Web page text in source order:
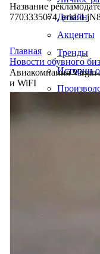
Дизайн
Акценты
Тренды
Истории
Название
7703335074, erid:
Главная
Новости обувного
Авиакомпания Virgin
и WiFI